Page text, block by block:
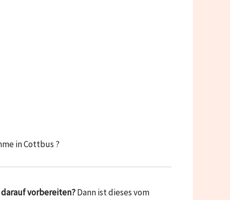
in Cottbus ?
vorbereiten?Dann ist dieses vom